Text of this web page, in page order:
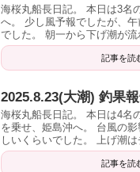
海桜丸船長日記。 本日は3名
へ。 少し風予報でしたが、
でした。 朝一から下げ潮が
記事を読
2025.8.23(大潮) 釣果
海桜丸船長日記。 本日は4名
を乗せ、姫島沖へ。 台風の
しいくらいでした。 上げ潮
記事を読